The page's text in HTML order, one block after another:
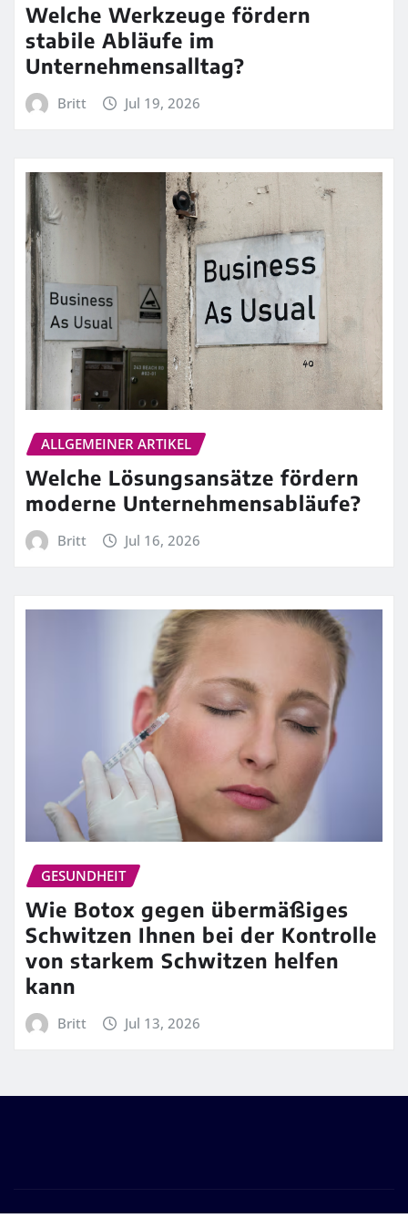
Welche Werkzeuge fördern
stabile Abläufe im
Unternehmensalltag?
Britt Jul 19, 2026
ALLGEMEINER ARTIKEL
Welche Lösungsansätze fördern
moderne Unternehmensabläufe?
Britt Jul 16, 2026
GESUNDHEIT
Wie Botox gegen übermäßiges
Schwitzen Ihnen bei der Kontrolle
von starkem Schwitzen helfen
kann
Britt Jul 13, 2026